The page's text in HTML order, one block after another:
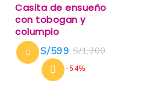
out
of
5
Casita de ensueño
con tobogan y
columpio
S/1,300
S/599
-54%